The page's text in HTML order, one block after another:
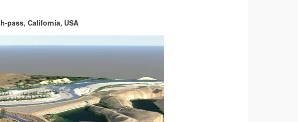
pass, California, USA